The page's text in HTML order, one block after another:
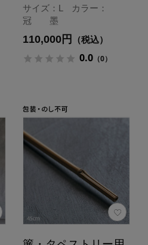
サイズ：L カラー：
冠 墨
110,000円 （税込）
0.0（0）